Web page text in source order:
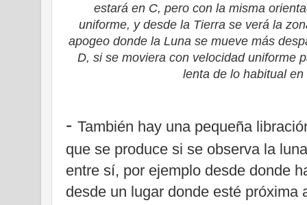
estará en C, pero con la misma
uniforme, y desde la Tierra se verá la
apogeo donde la Luna se mueve más
D, si se moviera con velocidad uniforme
lenta de lo habitual
- También hay una pequeña
que se produce si se observa la
entre sí, por ejemplo desde donde
desde un lugar donde esté próxima